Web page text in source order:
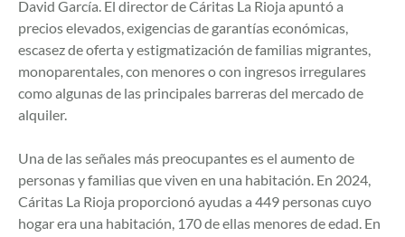
David García. El director de Cáritas La Rioja apuntó a
precios elevados, exigencias de garantías económicas,
escasez de oferta y estigmatización de familias migrantes,
monoparentales, con menores o con ingresos irregulares
como algunas de las principales barreras del mercado de
alquiler.
Una de las señales más preocupantes es el aumento de
personas y familias que viven en una habitación. En 2024,
Cáritas La Rioja proporcionó ayudas a 449 personas cuyo
hogar era una habitación, 170 de ellas menores de edad. En